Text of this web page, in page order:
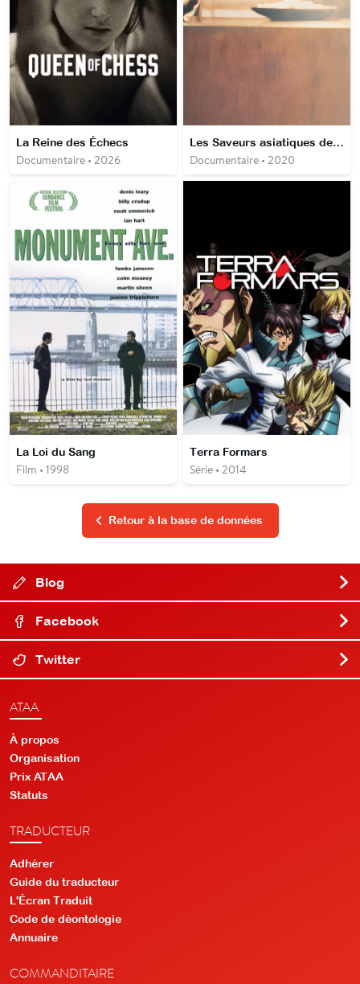
La Reine des Échecs
Documentaire • 2026
Les Saveurs asiatiques de Jimmy Shu
Documentaire • 2020
La Loi du Sang
Film • 1998
Terra Formars
Série • 2014
Retour à la base de données
Blog
Facebook
Twitter
ATAA
À propos
Organisation
Prix ATAA
Statuts
TRADUCTEUR
Adhérer
Guide du traducteur
L'Écran Traduit
Code de déontologie
Annuaire
COMMANDITAIRE